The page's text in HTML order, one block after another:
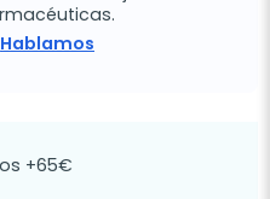
Hablamos
+65€